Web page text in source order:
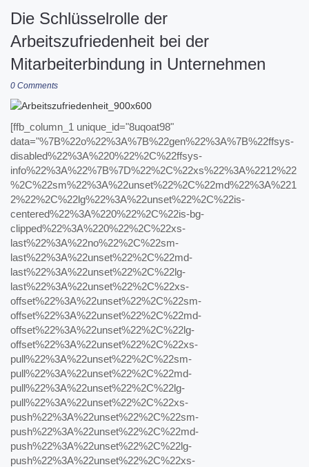
Die Schlüsselrolle der
Arbeitszufriedenheit bei der
Mitarbeiterbindung in Unternehmen
0 Comments
[ffb_column_1 unique_id="8uqoat98"
data="%7B%22o%22%3A%7B%22gen%22%3A%7B%22ffsys-
disabled%22%3A%220%22%2C%22ffsys-
info%22%3A%22%7B%7D%22%2C%22xs%22%3A%2212%22
%2C%22sm%22%3A%22unset%22%2C%22md%22%3A%221
2%22%2C%22lg%22%3A%22unset%22%2C%22is-
centered%22%3A%220%22%2C%22is-bg-
clipped%22%3A%220%22%2C%22xs-
last%22%3A%22no%22%2C%22sm-
last%22%3A%22unset%22%2C%22md-
last%22%3A%22unset%22%2C%22lg-
last%22%3A%22unset%22%2C%22xs-
offset%22%3A%22unset%22%2C%22sm-
offset%22%3A%22unset%22%2C%22md-
offset%22%3A%22unset%22%2C%22lg-
offset%22%3A%22unset%22%2C%22xs-
pull%22%3A%22unset%22%2C%22sm-
pull%22%3A%22unset%22%2C%22md-
pull%22%3A%22unset%22%2C%22lg-
pull%22%3A%22unset%22%2C%22xs-
push%22%3A%22unset%22%2C%22sm-
push%22%3A%22unset%22%2C%22md-
push%22%3A%22unset%22%2C%22lg-
push%22%3A%22unset%22%2C%22xs-